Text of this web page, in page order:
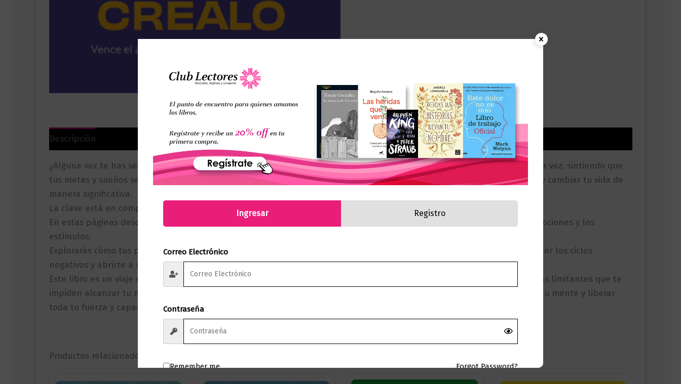
Descripción Información adicional Valoraciones (0)
¿Alguna vez te has sentido atrapado en un ciclo interminable de autolimitación? ¿Te has saboteado a ti mismo una y otra vez, sintiendo que
tus metas y sueños se escapan de tus manos? No te preocupes: en ti reside el potencial para superar ese autosabotaje y cambiar tu vida de
manera significativa.
La clave está en comprender cómo funciona tu mente y cómo puedes reprogramarla para el éxito y la felicidad.
En estas páginas descubrirás los secretos de la neurociencia afectiva, para entender cómo tu cerebro responde a las emociones y los
estímulos.
Explorarás cómo tus pensamientos y creencias moldean tu realidad, y cómo puedes utilizar este conocimiento para romper los ciclos
negativos y abrirte a un mundo de posibilidades ilimitadas.
Este libro es un viaje de autodescubrimiento y empoderamiento en el que aprenderás a reconocer y desafiar las creencias limitantes que te
impiden alcanzar tu máximo potencial y explorarás técnicas y estrategias, respaldadas por la ciencia, para reprogramar tu mente y liberar
toda tu fuerza y capacidad.
Productos relacionados
Ingresar Registro
Correo Electrónico
Contraseña
Remember me Forgot Password?